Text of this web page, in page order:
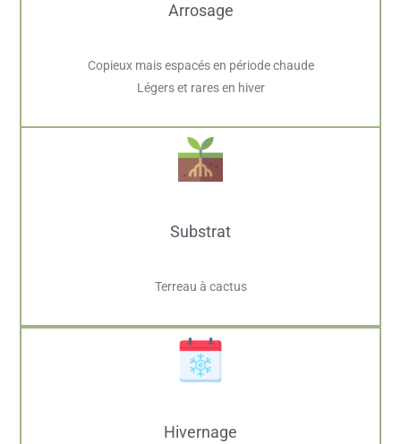
Arrosage
Copieux mais espacés en période chaude
Légers et rares en hiver
Substrat
Terreau à cactus
Hivernage